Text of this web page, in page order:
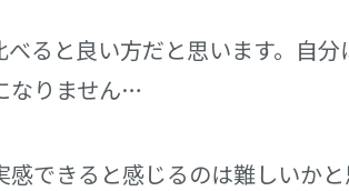
ると良い方だと思います。自
なりません…
できると感じるのは難しいか